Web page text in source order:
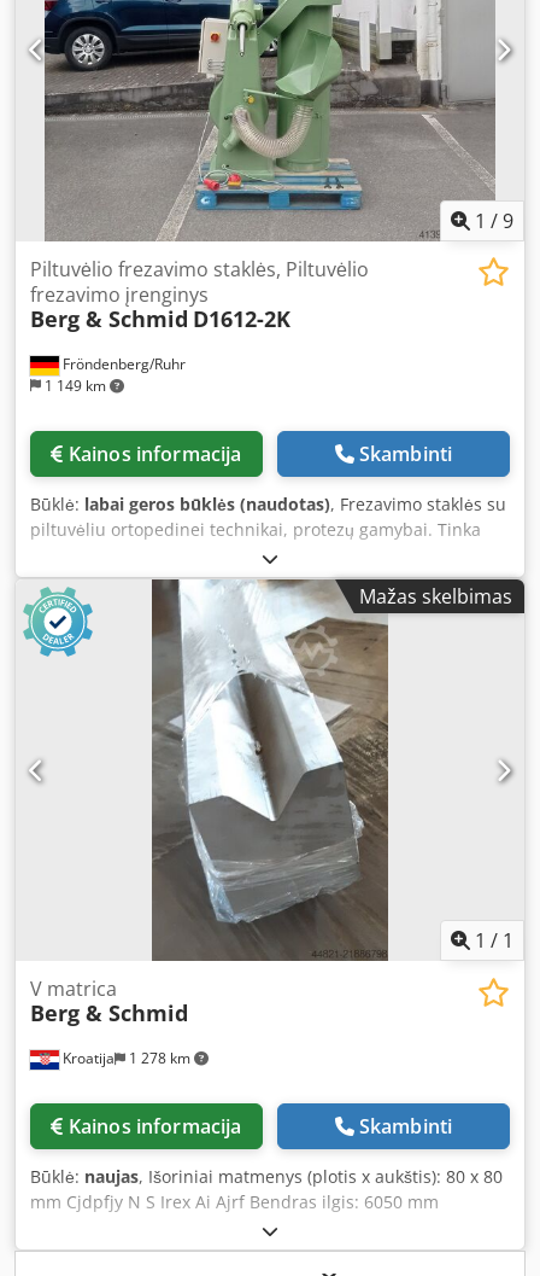
1 /9
Fröndenberg/Ruhr
1 149 km
Piltuvėlio frezavimo staklės, Piltuvėlio
frezavimo įrenginys
Berg & Schmid D1612-2K
Kainos informacija Skambinti
Būklė: labai geros būklės (naudotas), Frezavimo staklės su
piltuvėliu ortopedinei technikai, protezų gamybai. Tinka
tiksliam ir lengvam protezų arba kitų ortopedinių darbų
gaminimui (šlifavimui, frezavimui). Veleno greitis: 2800
aps./min. Variklio galia: 1,5 kW. Reguliuojamas išsiurbimo
piltuvas, nauja išsiurbimo žarna. Geros techninės būklės,
staklės dalinai techniškai restauruotos ir perdažytos.
Crsdpfx Aioy Daqwo Asf
Mažas skelbimas
1 / 1
Kroatija 1 278 km
V matrica
Berg & Schmid
Kainos informacija Skambinti
Būklė: naujas, Išoriniai matmenys (plotis x aukštis): 80 x 80
mm Cjdpfjy N S Irex Ai Ajrf Bendras ilgis: 6050 mm
suskaidyta į: 2x25/30/35/40/45/50/3x100/11x500 mm
leistina apkrova: 200 t/m Medžiaga: 42CrMo4, grūdintas